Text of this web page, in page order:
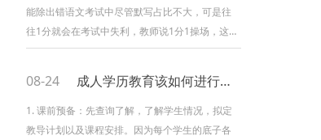
能除出错语文考试中尽管默写占比不大，可是往
往1分就会在考试中失利，教师说1分1操场，这
句话不是开玩笑，咱们要重视这些默写，看起来
考试时靠细节制胜。二、作文题百变，找到新思
路语文考试重要的便是作文，也是考试中重要，
占分高的部分，学生们都会比较重视。或许现在
08-24 成人学历教育该如何进行教学？
1. 课前预备：先查询了解，了解学生情况，拟定
教导计划以及课程安排。因为每个学生的底子各